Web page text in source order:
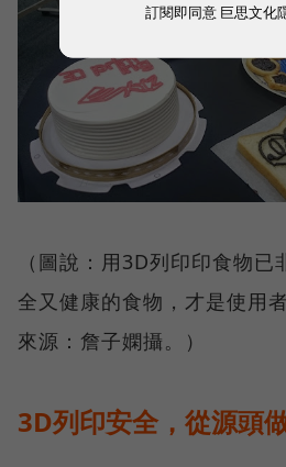
（圖說：用3D列印印食物
全又健康的食物，才是使用
來源：詹子嫻攝。）
3D列印安全，從源頭
訂閱即同意 巨思文化